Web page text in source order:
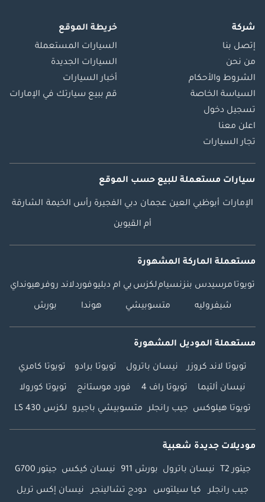
شركة
إتصل بنا
من نحن
الشروط والأحكام
السياسة الخاصة
تسجيل دخول
اعلن معنا
تجار السيارات
خريطة الموقع
السيارات المستعملة
السيارات الجديدة
أخبار السيارات
قم ببيع سيارتك في الإمارات
سيارات مستعملة للبيع حسب الموقع
الإمارات أبوظبي العين عجمان دبي الفجيرة رأس الخيمة الشارقة
أم القيوين
مستعملة الماركة المشهورة
تويوتا مرسيدس بنزنسياملكزس بي ام دبليوفوردلاند روفرهيونداي
شيفروليه متسوبيشي هوندا بورش
مستعملة الموديل المشهورة
تويوتا لاند كروزر نيسان باترول تويوتا برادو تويوتا كامري
نيسان ألتيما تويوتا راف 4 فورد موستانج تويوتا كورولا
تويوتا هيلوكس جيب رانجلر متسوبيشي باجيرو لكزس LS 430
موديلات جديدة شعبية
جيتور T2 نيسان باترول بورش 911 نيسان كيكس جيتور G700
جيب رانجلر كيا سيلتوس دودج تشالينجر نيسان إكس تريل